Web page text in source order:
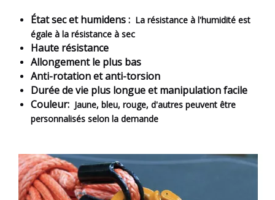
État sec et humidens : La résistance à l'humidité est
égale à la résistance à sec
Haute résistance
Allongement le plus bas
Anti-rotation et anti-torsion
Durée de vie plus longue et manipulation facile
Couleur: Jaune, bleu, rouge, d'autres peuvent être
personnalisés selon la demande